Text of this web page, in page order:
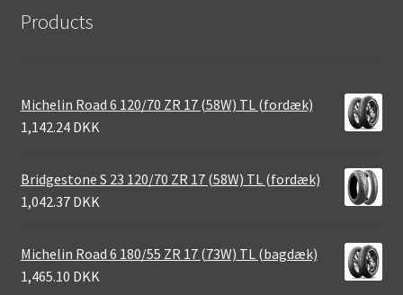
Products
Michelin Road 6 120/70 ZR 17 (58W) TL (fordæk)
1,142.24 DKK
Bridgestone S 23 120/70 ZR 17 (58W) TL (fordæk)
1,042.37 DKK
Michelin Road 6 180/55 ZR 17 (73W) TL (bagdæk)
1,465.10 DKK